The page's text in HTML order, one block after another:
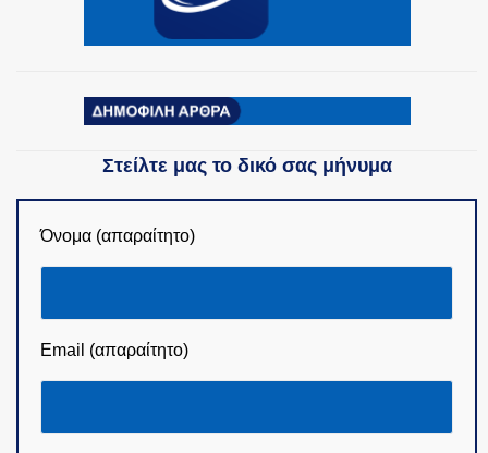
Στείλτε μας το δικό σας μήνυμα
Όνομα (απαραίτητο)
Email (απαραίτητο)